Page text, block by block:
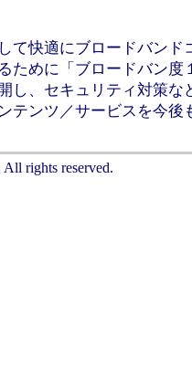
て快適にブロードバンド
ために「ブロードバン度
し、セキュリティ対策な
テンツ／サービスを今後
All rights reserved.